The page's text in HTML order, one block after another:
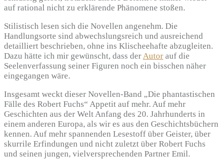
auf rational nicht zu erklärende Phänomene stoßen.
Stilistisch lesen sich die Novellen angenehm. Die
Handlungsorte sind abwechslungsreich und ausreichend
detailliert beschrieben, ohne ins Klischeehafte abzugleiten.
Dazu hätte ich mir gewünscht, dass derAutor auf die
Seelenverfassung seiner Figuren noch ein bisschen näher
eingegangen wäre.
Insgesamt weckt dieser Novellen-Band „Die phantastischen
Fälle des Robert Fuchs“ Appetit auf mehr. Auf mehr
Geschichten aus der Welt Anfang des 20. Jahrhunderts in
einem anderen Europa, als wir es aus den Geschichtsbüchern
kennen. Auf mehr spannenden Lesestoff über Geister, über
skurrile Erfindungen und nicht zuletzt über Robert Fuchs
und seinen jungen, vielversprechenden Partner Emil.